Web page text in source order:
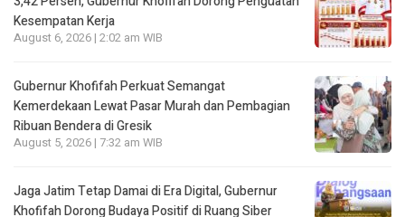
Kesempatan Kerja
August 6, 2026 | 2:02 am WIB
Gubernur Khofifah Perkuat Semangat
Kemerdekaan Lewat Pasar Murah dan Pembagian
Ribuan Bendera di Gresik
August 5, 2026 | 7:32 am WIB
Jaga Jatim Tetap Damai di Era Digital, Gubernur
Khofifah Dorong Budaya Positif di Ruang Siber